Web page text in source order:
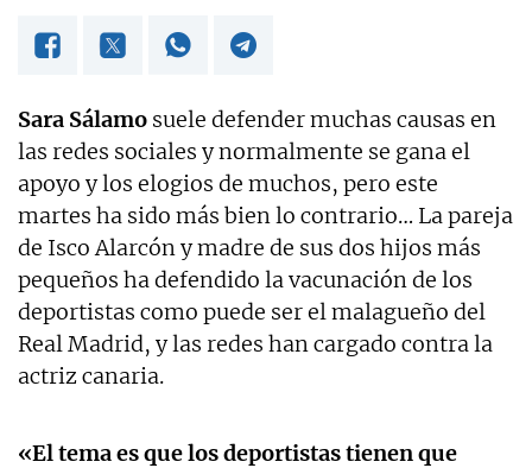
Sara Sálamo suele defender muchas causas en
las redes sociales y normalmente se gana el
apoyo y los elogios de muchos, pero este
martes ha sido más bien lo contrario… La pareja
de Isco Alarcón y madre de sus dos hijos más
pequeños ha defendido la vacunación de los
deportistas como puede ser el malagueño del
Real Madrid, y las redes han cargado contra la
actriz canaria.
«El tema es que los deportistas tienen que